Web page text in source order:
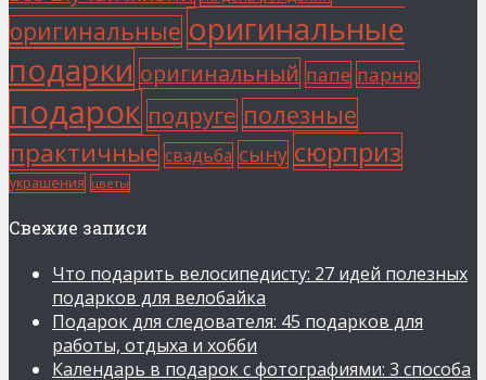
оригинальные оригинальные
подарки оригинальный папе парню
подарок подруге полезные
практичные свадьба сыну сюрприз
украшения цветы
Свежие записи
Что подарить велосипедисту: 27 идей полезных
подарков для велобайка
Подарок для следователя: 45 подарков для
работы, отдыха и хобби
Календарь в подарок с фотографиями: 3 способа